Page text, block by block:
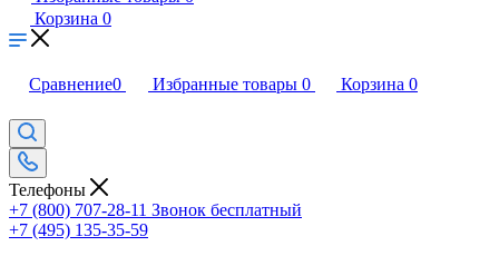
Корзина 0
Сравнение0 Избранные товары 0 Корзина 0
Телефоны
+7 (800) 707-28-11 Звонок бесплатный
+7 (495) 135-35-59